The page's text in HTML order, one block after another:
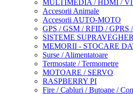
MULTIMEDIA / HDMI /
Accesorii Animale
Accesorii AUTO-MOTO
GPS / GSM / RFID / GPRS
SISTEME
MEMORII - STOCARE
Surse / Alimentatoare
Termostate / Termometre
MOTOARE / SERVO
RASPBERRY PI
Fire / Cabluri / Butoane /